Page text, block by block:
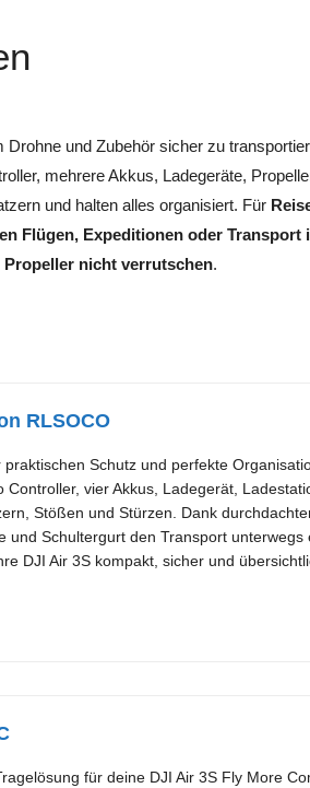
Drohne und Zubehör sicher zu
mehrere Akkus, Ladegeräte,
und halten alles organisiert. Für
Flügen, Expeditionen oder Transport
nicht verrutschen.
RLSOCO
Schutz und perfekte
vier Akkus, Ladegerät,
Stößen und Stürzen. Dank
Schultergurt den Transport
DJI Air 3S kompakt, sicher und
für deine DJI Air 3S Fly More